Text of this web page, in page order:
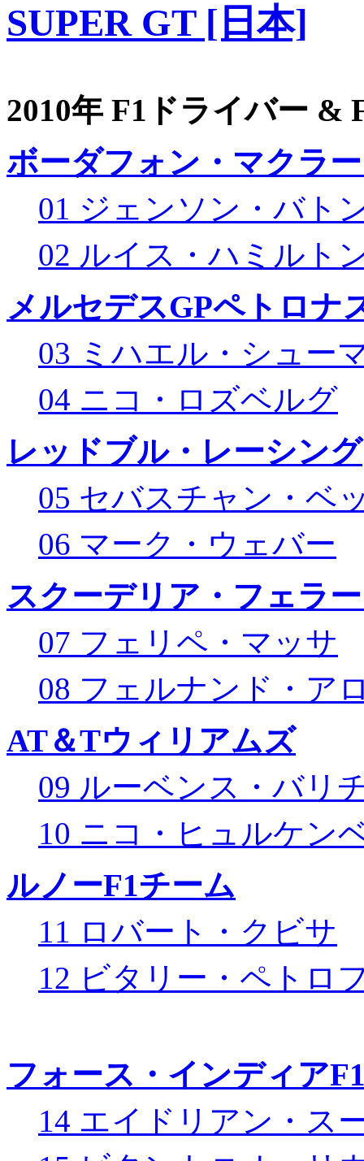
SUPER GT [日本]
2010年 F1ドライバー &
ボーダフォン・マクラ
01 ジェンソン・バト
02 ルイス・ハミルト
メルセデスGPペトロナ
03 ミハエル・シュー
04 ニコ・ロズベルグ
レッドブル・レーシング
05 セバスチャン・ベ
06 マーク・ウェバー
スクーデリア・フェラ
07 フェリペ・マッサ
08 フェルナンド・ア
AT＆Tウィリアムズ
09 ルーベンス・バリ
10 ニコ・ヒュルケン
ルノーF1チーム
11 ロバート・クビサ
12 ビタリー・ペトロ
フォース・インディア
14 エイドリアン・ス